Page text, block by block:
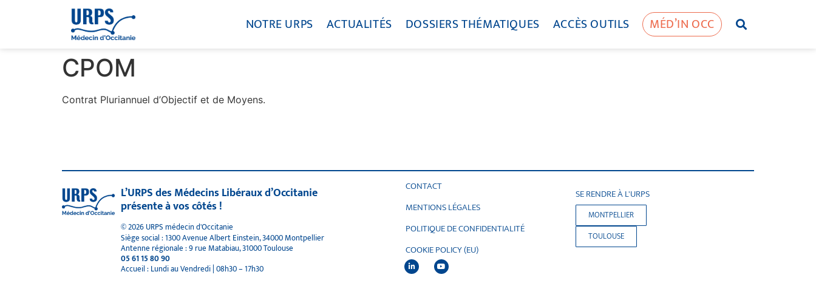
NOTRE URPS ACTUALITÉS DOSSIERS THÉMATIQUES ACCÈS OUTILS MÉD’IN OCC
CPOM
Contrat Pluriannuel d’Objectif et de Moyens.
L’URPS des Médecins Libéraux d’Occitanie
présente à vos côtés !
© 2026 URPS médecin d'Occitanie
Siège social : 1300 Avenue Albert Einstein, 34000 Montpellier
Antenne régionale : 9 rue Matabiau, 31000 Toulouse
05 61 15 80 90
Accueil : Lundi au Vendredi | 08h30 – 17h30
CONTACT
MENTIONS LÉGALES
POLITIQUE DE CONFIDENTIALITÉ
COOKIE POLICY (EU)
SE RENDRE À L'URPS
MONTPELLIER
TOULOUSE